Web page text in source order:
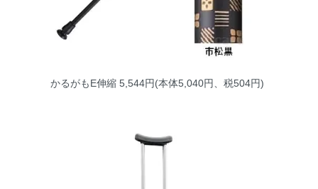
かるがもE伸縮 5,544円(本体5,040円、税504円)